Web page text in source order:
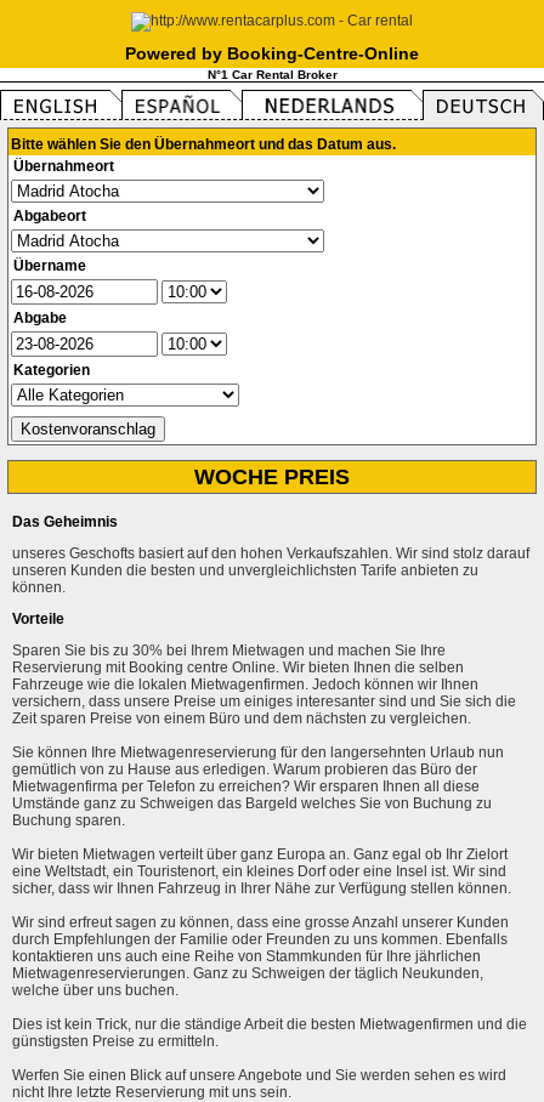
Powered by Booking-Centre-Online
N°1 Car Rental Broker
Bitte wählen Sie den Übernahmeort und das Datum aus.
Übernahmeort
Abgabeort
Übername
Abgabe
Kategorien
WOCHE PREIS
Das Geheimnis
unseres Geschofts basiert auf den hohen Verkaufszahlen. Wir sind stolz darauf
unseren Kunden die besten und unvergleichlichsten Tarife anbieten zu
können.
Vorteile
Sparen Sie bis zu 30% bei Ihrem Mietwagen und machen Sie Ihre
Reservierung mit Booking centre Online. Wir bieten Ihnen die selben
Fahrzeuge wie die lokalen Mietwagenfirmen. Jedoch können wir Ihnen
versichern, dass unsere Preise um einiges interesanter sind und Sie sich die
Zeit sparen Preise von einem Büro und dem nächsten zu vergleichen.
Sie können Ihre Mietwagenreservierung für den langersehnten Urlaub nun
gemütlich von zu Hause aus erledigen. Warum probieren das Büro der
Mietwagenfirma per Telefon zu erreichen? Wir ersparen Ihnen all diese
Umstände ganz zu Schweigen das Bargeld welches Sie von Buchung zu
Buchung sparen.
Wir bieten Mietwagen verteilt über ganz Europa an. Ganz egal ob Ihr Zielort
eine Weltstadt, ein Touristenort, ein kleines Dorf oder eine Insel ist. Wir sind
sicher, dass wir Ihnen Fahrzeug in Ihrer Nähe zur Verfügung stellen können.
Wir sind erfreut sagen zu können, dass eine grosse Anzahl unserer Kunden
durch Empfehlungen der Familie oder Freunden zu uns kommen. Ebenfalls
kontaktieren uns auch eine Reihe von Stammkunden für Ihre jährlichen
Mietwagenreservierungen. Ganz zu Schweigen der täglich Neukunden,
welche über uns buchen.
Dies ist kein Trick, nur die ständige Arbeit die besten Mietwagenfirmen und die
günstigsten Preise zu ermitteln.
Werfen Sie einen Blick auf unsere Angebote und Sie werden sehen es wird
nicht Ihre letzte Reservierung mit uns sein.